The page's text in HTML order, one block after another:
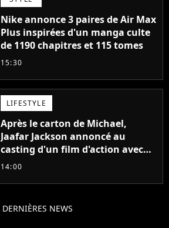
Nike annonce 3 paires de Air Max
Plus inspirées d'un manga culte
de 1190 chapitres et 115 tomes
15:30
LIFESTYLE
Après le carton de Michael,
Jaafar Jackson annoncé au
casting d'un film d'action avec
Will Smith
14:00
DERNIÈRES NEWS